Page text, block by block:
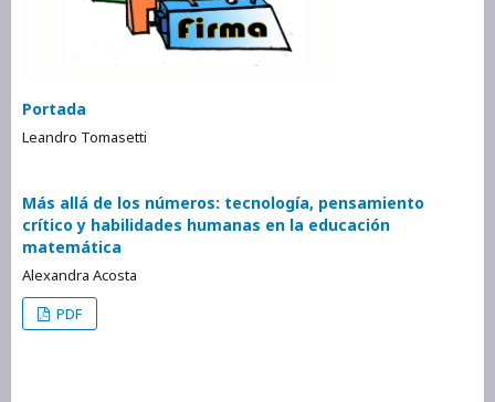
Portada
Leandro Tomasetti
Más allá de los números: tecnología, pensamiento
crítico y habilidades humanas en la educación
matemática
Alexandra Acosta
PDF